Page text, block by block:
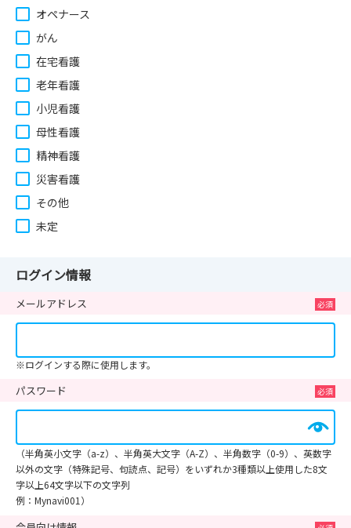
オペナース
がん
在宅看護
老年看護
小児看護
母性看護
精神看護
災害看護
その他
未定
ログイン情報
メールアドレス
※ログインする際に使用します。
パスワード
（半角英小文字（a-z）、半角英大文字（A-Z）、半角数字（0-9）、英数字
以外の文字（特殊記号、句読点、記号）をいずれか3種類以上使用した8文
字以上64文字以下の文字列
例：Mynavi001）